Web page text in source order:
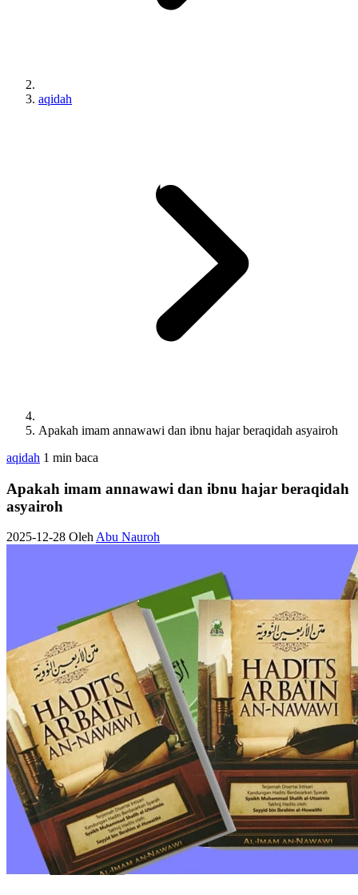
aqidah
Apakah imam annawawi dan ibnu hajar beraqidah asyairoh
aqidah 1 min baca
Apakah imam annawawi dan ibnu hajar beraqidah
asyairoh
2025-12-28 OlehAbu Nauroh